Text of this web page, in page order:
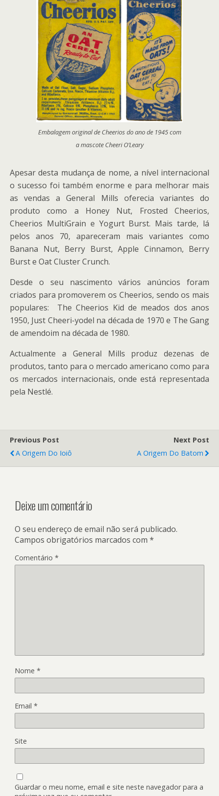
Embalagem original de Cheerios do ano de 1945 com
a mascote Cheeri O’Leary
Apesar desta mudança de nome, a nível internacional
o sucesso foi também enorme e para melhorar mais
as vendas a General Mills oferecia variantes do
produto como a Honey Nut, Frosted Cheerios,
Cheerios MultiGrain e Yogurt Burst. Mais tarde, lá
pelos anos 70, apareceram mais variantes como
Banana Nut, Berry Burst, Apple Cinnamon, Berry
Burst e Oat Cluster Crunch.
Desde o seu nascimento vários anúncios foram
criados para promoverem os Cheerios, sendo os mais
populares: The Cheerios Kid de meados dos anos
1950, Just Cheeri-yodel na década de 1970 e The Gang
de amendoim na década de 1980.
Actualmente a General Mills produz dezenas de
produtos, tanto para o mercado americano como para
os mercados internacionais, onde está representada
pela Nestlé.
Previous Post
A Origem Do Ioiô
Next Post
A Origem Do Batom
Deixe um comentário
O seu endereço de email não será publicado.
Campos obrigatórios marcados com *
Comentário *
Nome *
Email *
Site
Guardar o meu nome, email e site neste navegador para a